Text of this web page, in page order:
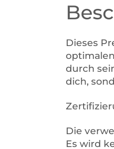
Dieses
durch
dich,
Die
Es wird